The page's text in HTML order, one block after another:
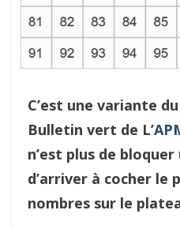
C’est une variante
Bulletin vert de L’
n’est plus de
d’arriver à cocher le
nombres sur le